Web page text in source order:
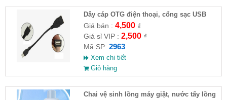
Dây cáp OTG điện thoại, cổng sạc USB
Giá bán : 4,500₫
Giá sỉ VIP : 2,500₫
Mã SP: 2963
Xem chi tiết
Giỏ hàng
Chai vệ sinh lồng máy giặt, nước tẩy lồng